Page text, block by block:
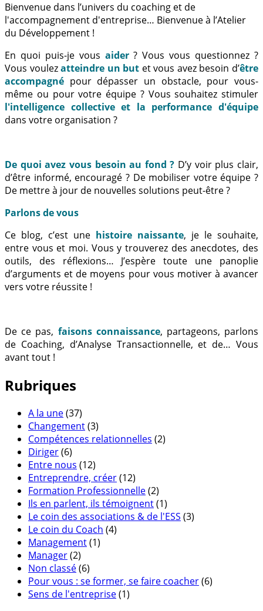
Bienvenue dans l’univers du coaching et de
l'accompagnement d'entreprise… Bienvenue à l’Atelier
du Développement !
En quoi puis-je vous aider? Vous vous questionnez ?
Vous voulezatteindre un but et vous avez besoin d’être
accompagné pour dépasser un obstacle, pour vous-
même ou pour votre équipe ? Vous souhaitez stimuler
l'intelligence collective et la performance d'équipe
dans votre organisation ?
De quoi avez vous besoin au fond ? D’y voir plus clair,
d’être informé, encouragé ? De mobiliser votre équipe ?
De mettre à jour de nouvelles solutions peut-être ?
Parlons de vous
Ce blog, c’est une histoire naissante, je le souhaite,
entre vous et moi. Vous y trouverez des anecdotes, des
outils, des réflexions… J’espère toute une panoplie
d’arguments et de moyens pour vous motiver à avancer
vers votre réussite !
De ce pas, faisons connaissance, partageons, parlons
de Coaching, d’Analyse Transactionnelle, et de… Vous
avant tout !
Rubriques
A la une(37)
Changement(3)
Compétences relationnelles (2)
Diriger(6)
Entre nous (12)
Entreprendre, créer(12)
Formation Professionnelle(2)
Ils en parlent, ils témoignent(1)
Le coin des associations & de l'ESS (3)
Le coin du Coach (4)
Management(1)
Manager(2)
Non classé(6)
Pour vous : se former, se faire coacher(6)
Sens de l'entreprise(1)